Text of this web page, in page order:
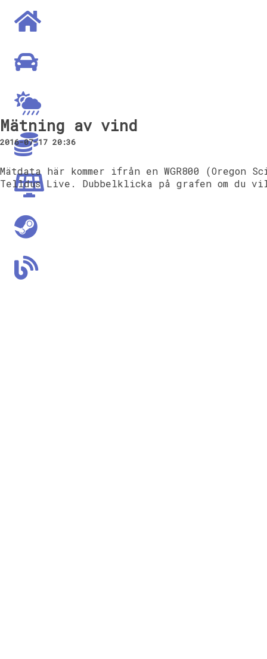
Mätning av vind
2016-07-17 20:36
Mätdata här kommer ifrån en WGR800 (Oregon
Telldus Live. Dubbelklicka på grafen om du